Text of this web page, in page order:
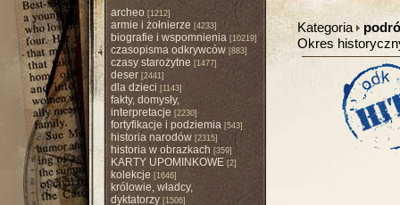
archeo [1212]
armie i żołnierze [4233]
biografie i wspomnienia[10219]
czasopisma odkrywców[883]
czasy starożytne [1477]
deser[2441]
dla dzieci [1143]
fakty, domysły,
interpretacje [2230]
fortyfikacje i podziemia[543]
historia narodów[2315]
historia w obrazkach [359]
KARTY UPOMINKOWE[2]
kolekcje [1646]
królowie, władcy,
dyktatorzy[1506]
Kategoria
Okres